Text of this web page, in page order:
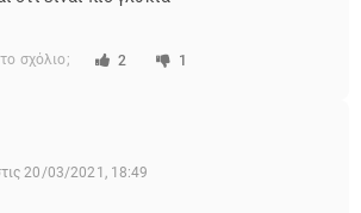
σχόλιο; 2 1
20/03/2021, 18:49